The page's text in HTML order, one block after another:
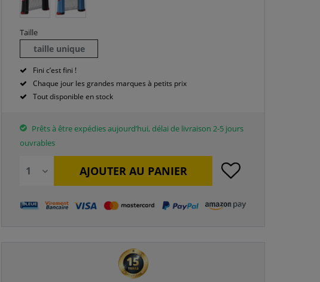
Taille
taille unique
Fini c’est fini !
Chaque jour les grandes marques à petits prix
Tout disponible en stock
Prêts à être expédies aujourd’hui, délai de livraison 2-5 jours
ouvrables
AJOUTER AU PANIER